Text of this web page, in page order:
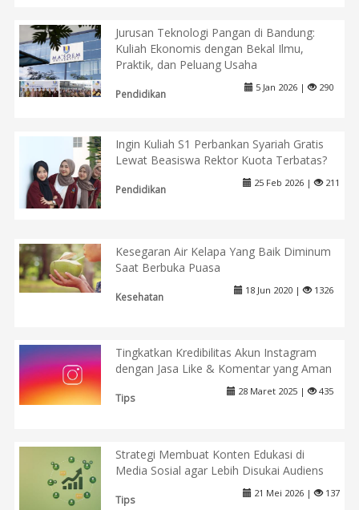
Jurusan Teknologi Pangan di Bandung:
Kuliah Ekonomis dengan Bekal Ilmu,
Praktik, dan Peluang Usaha
Pendidikan
5 Jan 2026 | 290
Ingin Kuliah S1 Perbankan Syariah Gratis
Lewat Beasiswa Rektor Kuota Terbatas?
Pendidikan
25 Feb 2026 | 211
Kesegaran Air Kelapa Yang Baik Diminum
Saat Berbuka Puasa
Kesehatan
18 Jun 2020 | 1326
Tingkatkan Kredibilitas Akun Instagram
dengan Jasa Like & Komentar yang Aman
Tips
28 Maret 2025 | 435
Strategi Membuat Konten Edukasi di
Media Sosial agar Lebih Disukai Audiens
Tips
21 Mei 2026 | 137